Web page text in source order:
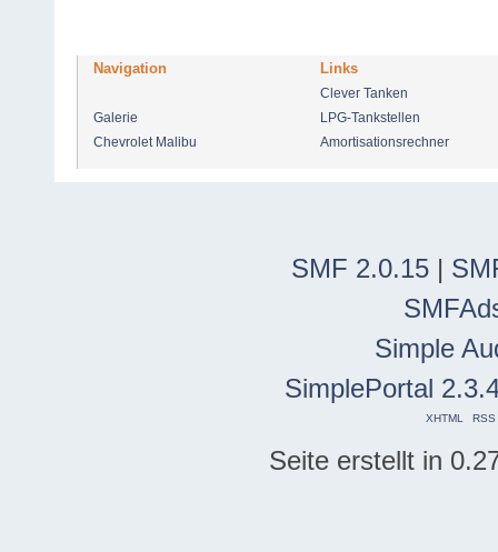
Navigation Links
Clever Tanken
Galerie
LPG-Tankstellen
Chevrolet Malibu
Amortisationsrechner
SMF 2.0.15 |
Simple
SimplePortal
XHTML RSS
Seite erstellt in